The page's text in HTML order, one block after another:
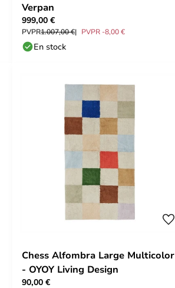
Verpan
999,00 €
PVPR1.007,00 € PVPR -8,00 €
En stock
Chess Alfombra Large Multicolor
- OYOY Living Design
90,00 €